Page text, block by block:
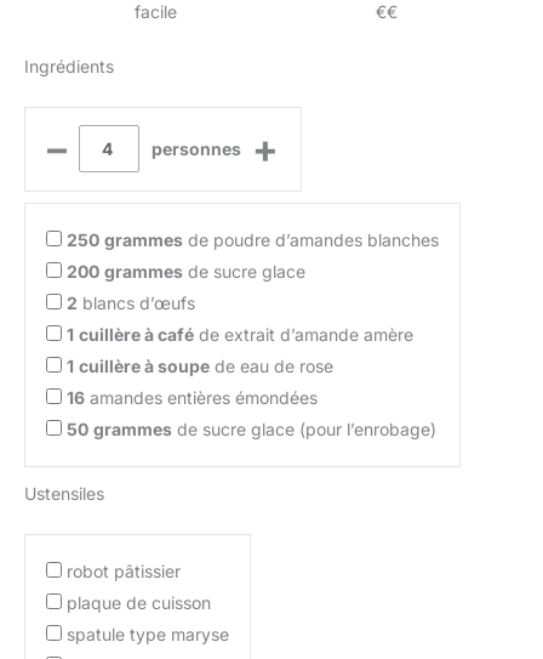
facile €€
Ingrédients
– personnes +
250 grammes de poudre d’amandes blanches
200 grammes de sucre glace
2 blancs d’œufs
1 cuillère à café de extrait d’amande amère
1 cuillère à soupe de eau de rose
16 amandes entières émondées
50 grammes de sucre glace (pour l’enrobage)
Ustensiles
robot pâtissier
plaque de cuisson
spatule type maryse